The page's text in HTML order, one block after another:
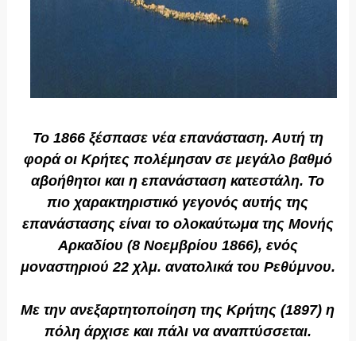
Το 1866 ξέσπασε νέα επανάσταση. Αυτή τη
φορά οι Κρήτες πολέμησαν σε μεγάλο βαθμό
αβοήθητοι και η επανάσταση κατεστάλη. Το
πιο χαρακτηριστικό γεγονός αυτής της
επανάστασης είναι το ολοκαύτωμα της Μονής
Αρκαδίου (8 Νοεμβρίου 1866), ενός
μοναστηριού 22 χλμ. ανατολικά του Ρεθύμνου.
Με την ανεξαρτητοποίηση της Κρήτης (1897) η
πόλη άρχισε και πάλι να αναπτύσσεται.